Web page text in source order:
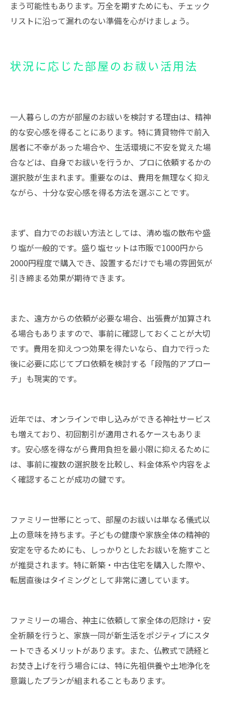
まう可能性もあります。万全を期すためにも、チェック
リストに沿って漏れのない準備を心がけましょう。
状況に応じた部屋のお祓い活用法
一人暮らしの方が部屋のお祓いを検討する理由は、精神
的な安心感を得ることにあります。特に賃貸物件で前入
居者に不幸があった場合や、生活環境に不安を覚えた場
合などは、自身でお祓いを行うか、プロに依頼するかの
選択肢が生まれます。重要なのは、費用を無理なく抑え
ながら、十分な安心感を得る方法を選ぶことです。
まず、自力でのお祓い方法としては、清め塩の散布や盛
り塩が一般的です。盛り塩セットは市販で1000円から
2000円程度で購入でき、設置するだけでも場の雰囲気が
引き締まる効果が期待できます。
また、遠方からの依頼が必要な場合、出張費が加算され
る場合もありますので、事前に確認しておくことが大切
です。費用を抑えつつ効果を得たいなら、自力で行った
後に必要に応じてプロ依頼を検討する「段階的アプロー
チ」も現実的です。
近年では、オンラインで申し込みができる神社サービス
も増えており、初回割引が適用されるケースもありま
す。安心感を得ながら費用負担を最小限に抑えるために
は、事前に複数の選択肢を比較し、料金体系や内容をよ
く確認することが成功の鍵です。
ファミリー世帯にとって、部屋のお祓いは単なる儀式以
上の意味を持ちます。子どもの健康や家族全体の精神的
安定を守るためにも、しっかりとしたお祓いを施すこと
が推奨されます。特に新築・中古住宅を購入した際や、
転居直後はタイミングとして非常に適しています。
ファミリーの場合、神主に依頼して家全体の厄除け・安
全祈願を行うと、家族一同が新生活をポジティブにスタ
ートできるメリットがあります。また、仏教式で読経と
お焚き上げを行う場合には、特に先祖供養や土地浄化を
意識したプランが組まれることもあります。